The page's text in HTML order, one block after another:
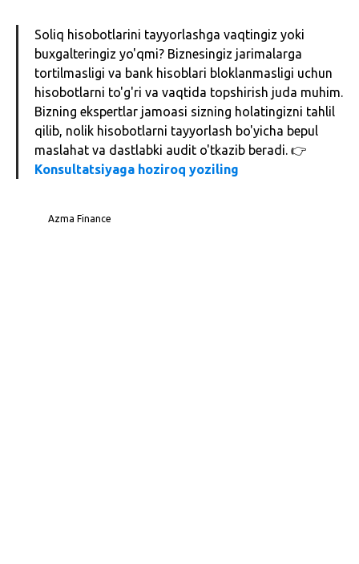
Soliq hisobotlarini tayyorlashga vaqtingiz yoki
buxgalteringiz yo'qmi? Biznesingiz jarimalarga
tortilmasligi va bank hisoblari bloklanmasligi uchun
hisobotlarni to'g'ri va vaqtida topshirish juda muhim.
Bizning ekspertlar jamoasi sizning holatingizni tahlil
qilib, nolik hisobotlarni tayyorlash bo'yicha bepul
maslahat va dastlabki audit o'tkazib beradi. 👉
Konsultatsiyaga hoziroq yoziling
Azma Finance